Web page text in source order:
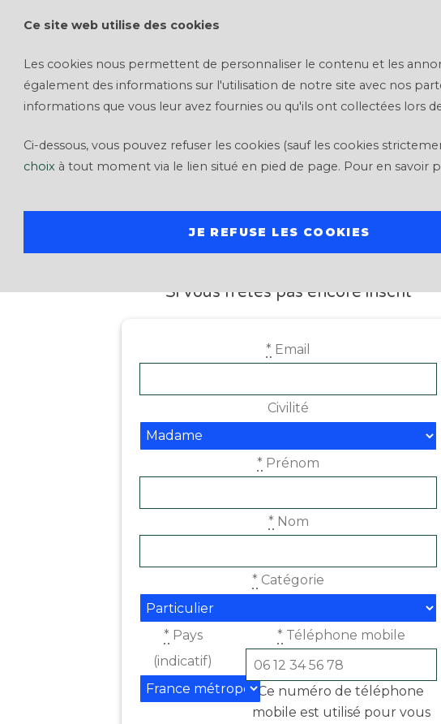
Ce site web utilise des cookies
Les cookies nous permettent de personnaliser le contenu et les
également des informations sur l'utilisation de notre site avec nos
informations que vous leur avez fournies ou qu'ils ont collectées lors
Ci-dessous, vous pouvez refuser les cookies (sauf les cookies
choix à tout moment via le lien situé en pied de page. Pour en savoir
JE REFUSE LES COOKIES
INSCRIPTION
Si vous n'êtes pas encore inscrit
* Email
Civilité
* Prénom
* Nom
* Catégorie
* Pays
(indicatif)
* Téléphone mobile
Ce numéro de téléphone
mobile est utilisé pour vous